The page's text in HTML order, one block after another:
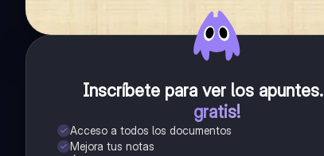
Inscríbete para ver los apuntes.
gratis!
Acceso a todos los documentos
Mejora tus notas